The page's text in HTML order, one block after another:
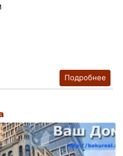
Подробнее